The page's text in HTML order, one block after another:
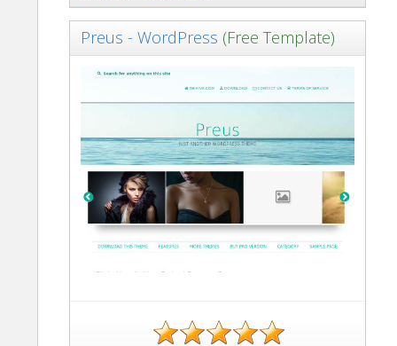
Preus - WordPress (Free Template)